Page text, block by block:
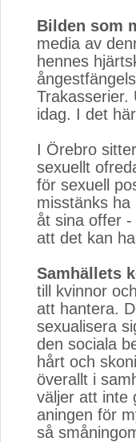
Bilden som
media av
hennes
Trakasserier.
idag. I det
I Örebro
sexuellt
för sexuell
misstänks
åt sina offer
att det kan
Samhällets
till kvinnor
att hantera.
sexualisera
den sociala
hårt och
överallt i
väljer att inte
aningen för
så